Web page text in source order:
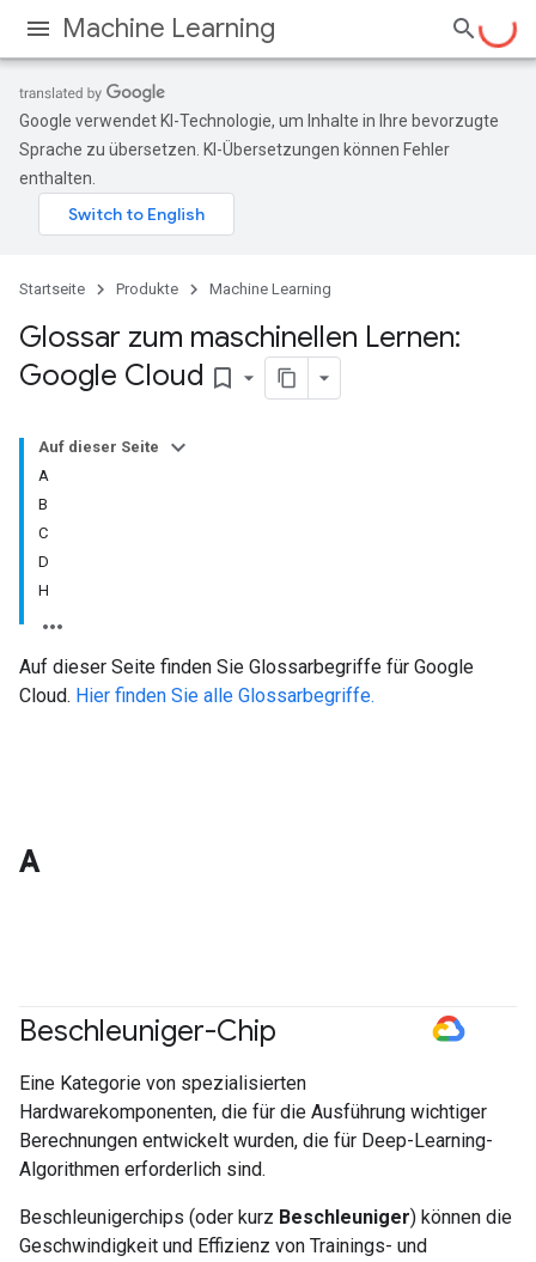
Machine Learning
Google verwendet KI-Technologie, um Inhalte in Ihre bevorzugte
Sprache zu übersetzen. KI-Übersetzungen können Fehler
enthalten.
Startseite Produkte Machine Learning
Glossar zum maschinellen Lernen:
Google Cloud bookmark_border
Auf dieser Seite
A
B
C
D
H
Auf dieser Seite finden Sie Glossarbegriffe für Google
Cloud. Hier finden Sie alle Glossarbegriffe.
A
Beschleuniger-Chip #GoogleCloud
Eine Kategorie von spezialisierten
Hardwarekomponenten, die für die Ausführung wichtiger
Berechnungen entwickelt wurden, die für Deep-Learning-
Algorithmen erforderlich sind.
Beschleunigerchips (oder kurz Beschleuniger) können die
Geschwindigkeit und Effizienz von Trainings- und